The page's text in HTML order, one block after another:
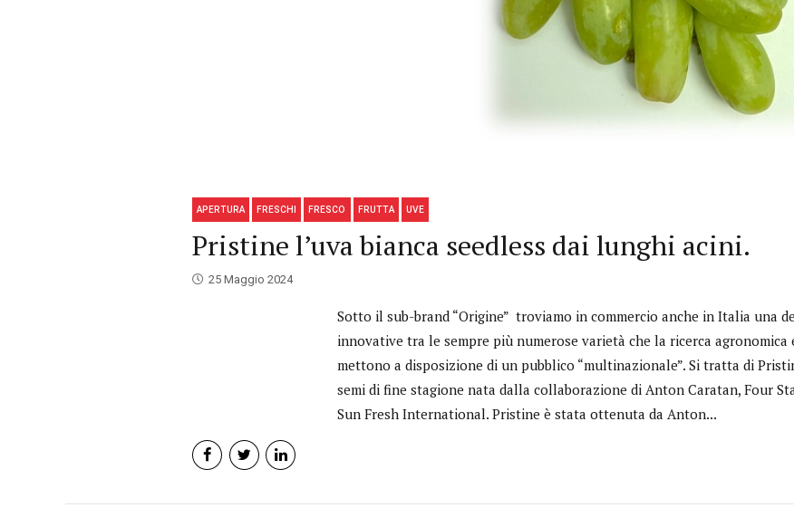
APERTURA FRESCHI FRESCO FRUTTA UVE
Pristine l’uva bianca seedless dai lunghi acini.
25 Maggio 2024
Sotto il sub-brand “Origine” troviamo in commercio anche in Italia una
innovative tra le sempre più numerose varietà che la ricerca
mettono a disposizione di un pubblico “multinazionale”. Si tratta di
semi di fine stagione nata dalla collaborazione di Anton Caratan, Four
Sun Fresh International. Pristine è stata ottenuta da Anton...